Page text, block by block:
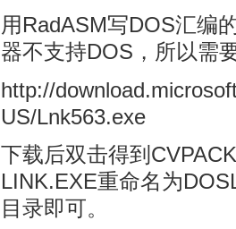
用RadASM写DOS汇编
器不支持DOS，所以需
http://
US/Lnk563.exe
下载后双击得到
LINK.EXE重命名为
目录即可。